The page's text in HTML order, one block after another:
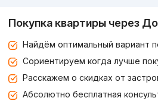
Покупка квартиры через
Найдём оптимальный вариант
Сориентируем когда лучше
Расскажем о скидках от
Абсолютно бесплатная